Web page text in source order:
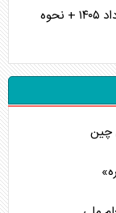
جدول قطعی برق استان تهران فردا شنبه ۱۷ مرداد ۱۴۰۵ + نحوه
چین